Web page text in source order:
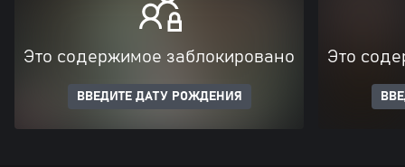
Это содержимое заблокировано
ВВЕДИТЕ ДАТУ РОЖДЕНИЯ
Это